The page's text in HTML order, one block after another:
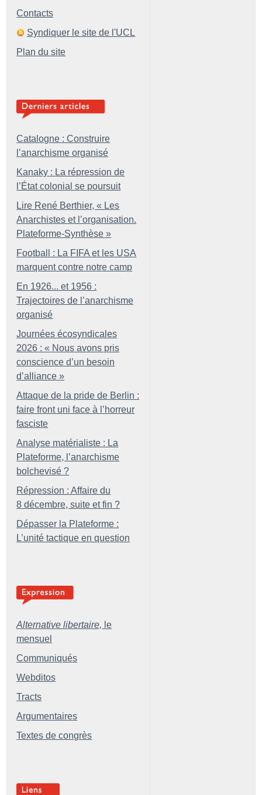
Contacts
Syndiquer le site de l'UCL
Plan du site
Catalogne : Construire
l’anarchisme organisé
Kanaky : La répression de
l’État colonial se poursuit
Lire René Berthier, « Les
Anarchistes et l’organisation.
Plateforme-Synthèse »
Football : La FIFA et les USA
marquent contre notre camp
En 1926... et 1956 :
Trajectoires de l’anarchisme
organisé
Journées écosyndicales
2026 : « Nous avons pris
conscience d’un besoin
d’alliance »
Attaque de la pride de Berlin :
faire front uni face à l’horreur
fasciste
Analyse matérialiste : La
Plateforme, l’anarchisme
bolchevisé ?
Répression : Affaire du
8 décembre, suite et fin ?
Dépasser la Plateforme :
L’unité tactique en question
Alternative libertaire, le
mensuel
Communiqués
Webditos
Tracts
Argumentaires
Textes de congrès